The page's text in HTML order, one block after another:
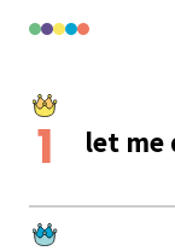
let me